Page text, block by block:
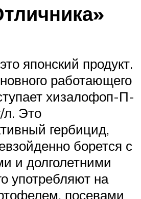
японский продукт.
работающего
хизалофоп-П-
л. Это
гербицид,
борется с
и долголетними
употребляют на
посевами